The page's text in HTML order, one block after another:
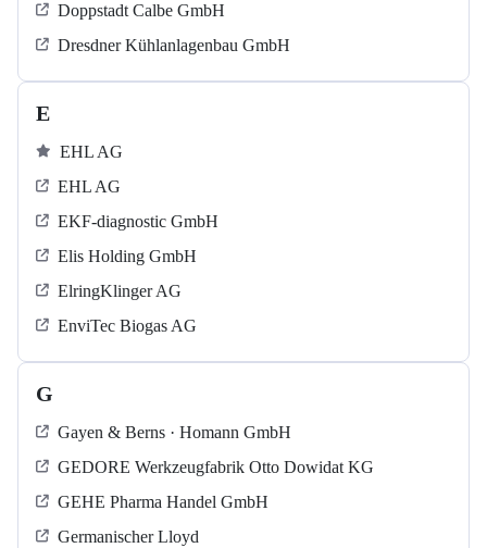
Doppstadt Calbe GmbH
Dresdner Kühlanlagenbau GmbH
E
EHL AG
EHL AG
EKF-diagnostic GmbH
Elis Holding GmbH
ElringKlinger AG
EnviTec Biogas AG
G
Gayen & Berns · Homann GmbH
GEDORE Werkzeugfabrik Otto Dowidat KG
GEHE Pharma Handel GmbH
Germanischer Lloyd